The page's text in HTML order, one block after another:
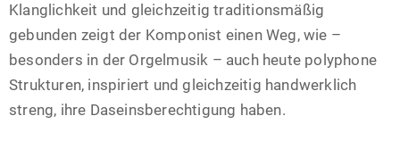
Klanglichkeit und gleichzeitig traditionsmäßig
gebunden zeigt der Komponist einen Weg, wie –
besonders in der Orgelmusik – auch heute polyphone
Strukturen, inspiriert und gleichzeitig handwerklich
streng, ihre Daseinsberechtigung haben.